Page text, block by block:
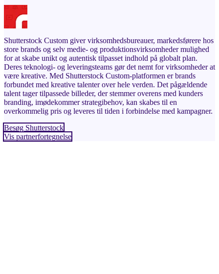
Shutterstock Custom giver virksomhedsbureauer, markedsførere hos
store brands og selv medie- og produktionsvirksomheder mulighed
for at skabe unikt og autentisk tilpasset indhold på globalt plan.
Deres teknologi- og leveringsteams gør det nemt for virksomheder at
være kreative. Med Shutterstock Custom-platformen er brands
forbundet med kreative talenter over hele verden. Det pågældende
talent tager tilpassede billeder, der stemmer overens med kunders
branding, imødekommer strategibehov, kan skabes til en
overkommelig pris og leveres til tiden i forbindelse med kampagner.
Besøg Shutterstock
Vis partnerfortegnelse